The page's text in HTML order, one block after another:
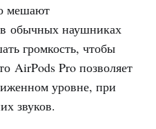
мешают
в обычных наушниках
громкость, чтобы
AirPods Pro позволяет
уровне, при
звуков.